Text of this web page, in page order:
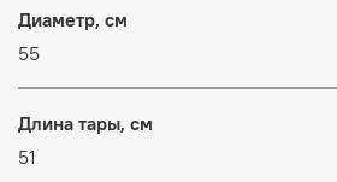
Диаметр, см
55
Длина тары, см
51